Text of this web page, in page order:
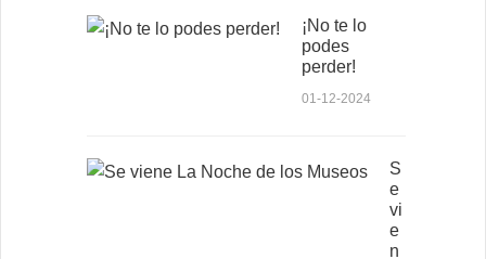
¡No te lo
podes
perder!
01-12-2024
S
e
vi
e
n